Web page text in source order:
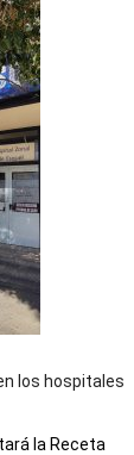
los hospitales
la Receta